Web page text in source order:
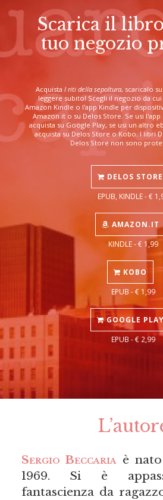
Scarica il
tuo negozio
Acquista I riti della sepoltura, scaricalo
leggere subito! Scegli il negozio da
Amazon Kindle o l'app Kindle per
Amazon.it o su Delos Store. Se usi
acquista su Google Play, se usi un altro
acquista su Delos Store o Kobo. I libri
Delos Store non sono
DELOS STORE
EPUB, KINDLE - €
AMAZON.IT
KINDLE - € 1,99
KOBO
EPUB - € 1,99
GOOGLE
EPUB - € 2,99
Sergio Beccaria è
1969. Si è
fantascienza da